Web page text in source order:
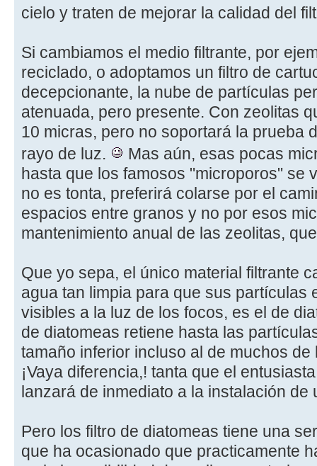
cielo y traten de mejorar la calidad del
Si cambiamos el medio filtrante, por
reciclado, o adoptamos un filtro de
decepcionante, la nube de partículas
atenuada, pero presente. Con zeolitas
10 micras, pero no soportará la prueba
rayo de luz.
Mas aún, esas pocas
hasta que los famosos "microporos" se
no es tonta, preferirá colarse por el
espacios entre granos y no por esos
mantenimiento anual de las zeolitas,
Que yo sepa, el único material filtrante
agua tan limpia para que sus partículas
visibles a la luz de los focos, es el de
de diatomeas retiene hasta las
tamaño inferior incluso al de muchos
¡Vaya diferencia,! tanta que el
lanzará de inmediato a la instalación de
Pero los filtro de diatomeas tiene una
que ha ocasionado que practicamente